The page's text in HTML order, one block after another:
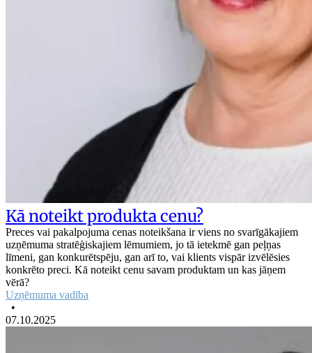
Kā noteikt produkta cenu?
Preces vai pakalpojuma cenas noteikšana ir viens no svarīgākajiem
uzņēmuma stratēģiskajiem lēmumiem, jo tā ietekmē gan peļņas
līmeni, gan konkurētspēju, gan arī to, vai klients vispār izvēlēsies
konkrēto preci. Kā noteikt cenu savam produktam un kas jāņem
vērā?
Uzņēmuma vadība
•
07.10.2025